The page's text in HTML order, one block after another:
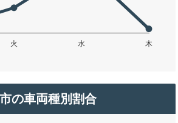
の車両種別割合